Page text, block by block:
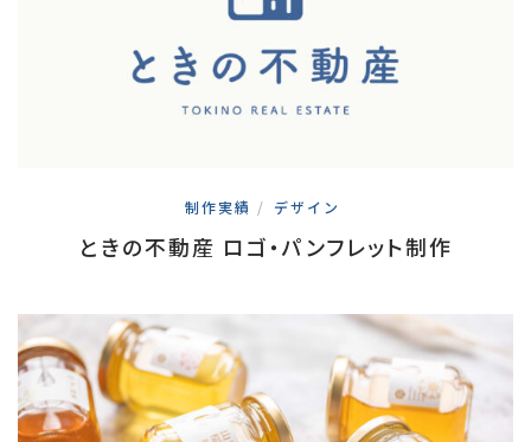
制作実績 / デザイン
ときの不動産 ロゴ・パンフレット制作